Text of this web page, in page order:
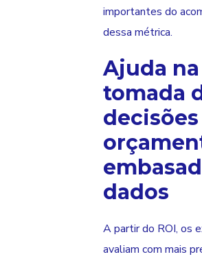
importantes do
dessa métrica.
Ajuda na
tomada
decisões
dados
A partir do ROI, os
avaliam com mais